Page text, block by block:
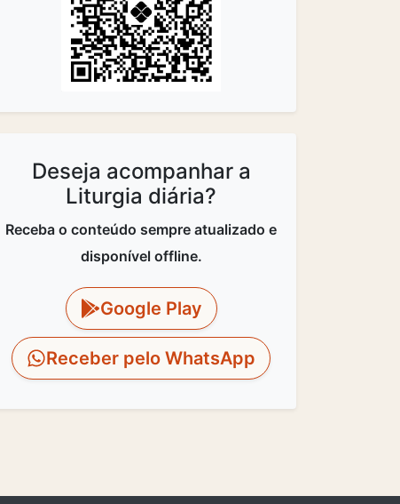
Deseja acompanhar a
Liturgia diária?
Receba o conteúdo sempre atualizado e
disponível offline.
Google Play
Receber pelo WhatsApp